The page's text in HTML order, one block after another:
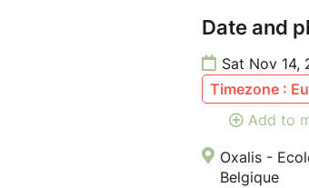
Date and
Sat Nov 14,
Timezone :
Add to
Oxalis -
Belgique